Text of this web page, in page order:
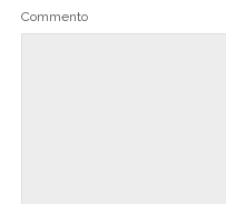
Commento